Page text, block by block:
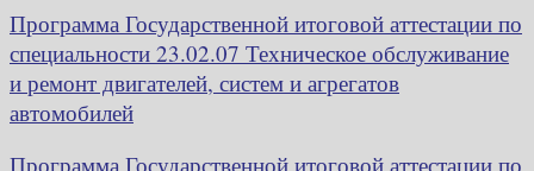
Программа Государственной итоговой аттестации по
специальности 23.02.07 Техническое обслуживание
и ремонт двигателей, систем и агрегатов
автомобилей
Программа Государственной итоговой аттестации по